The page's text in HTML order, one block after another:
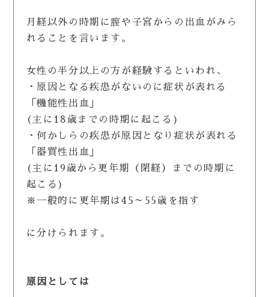
月経以外の時期に膣や子宮からの出血がみら
れることを言います。
女性の半分以上の方が経験するといわれ、
・原因となる疾患がないのに症状が表れる
「機能性出血」
(主に18歳までの時期に起こる)
・何かしらの疾患が原因となり症状が表れる
「器質性出血」
(主に19歳から更年期（閉経）までの時期に
起こる)
※一般的に更年期は45～55歳を指す
に分けられます。
原因としては